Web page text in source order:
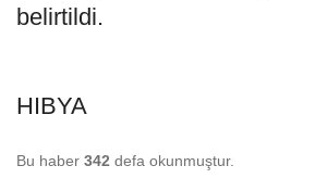
belirtildi.
HIBYA
Bu haber 342 defa okunmuştur.